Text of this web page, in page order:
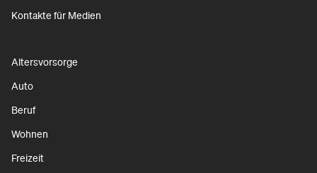
Kontakte für Medien
Altersvorsorge
Auto
Beruf
Wohnen
Freizeit